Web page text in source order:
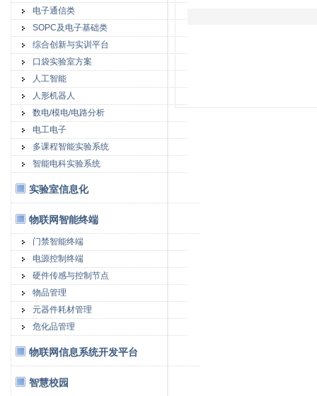
电子通信类
SOPC及电子基础类
综合创新与实训平台
口袋实验室方案
人工智能
人形机器人
数电/模电/电路分析
电工电子
多课程智能实验系统
智能电科实验系统
实验室信息化
物联网智能终端
门禁智能终端
电源控制终端
硬件传感与控制节点
物品管理
元器件耗材管理
危化品管理
物联网信息系统开发平台
智慧校园